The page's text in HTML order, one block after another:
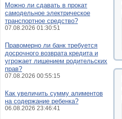
Можно ли сдавать в прокат
самодельное электрическое
транспортное средство?
07.08.2026 01:30:51
Правомерно ли банк требуется
досрочного возврата кредита и
угрожает лишением родительских
прав?
07.08.2026 00:55:15
Как увеличить сумму алиментов
на содержание ребенка?
06.08.2026 23:46:41